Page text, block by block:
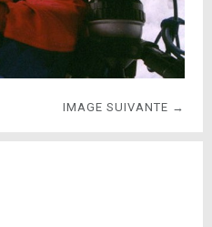
IMAGE SUIVANTE →